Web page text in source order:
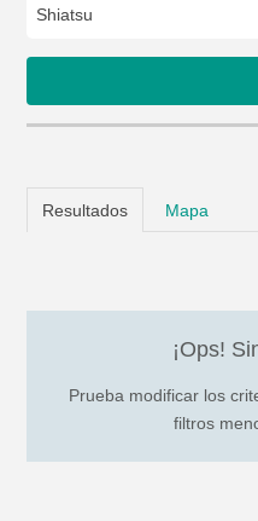
Shiatsu
Resultados Mapa
¡Ops!
Prueba modificar los
filtros